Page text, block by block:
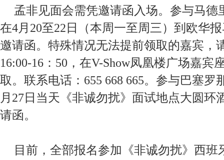
孟非见面会需凭邀请函入场。参与马德
在4月 20至22 日（本周一至周三）到欧华
邀请函。特殊情况无法提前领取的嘉宾，
16:00-16 ： 50 ，在V-Show凤凰楼广场嘉宾
取。联系电话： 655 668 665。参与巴塞罗
月 27日当天《非诚勿扰》面试地点大圆环
请函。
目前，全部报名参加《非诚勿扰》西